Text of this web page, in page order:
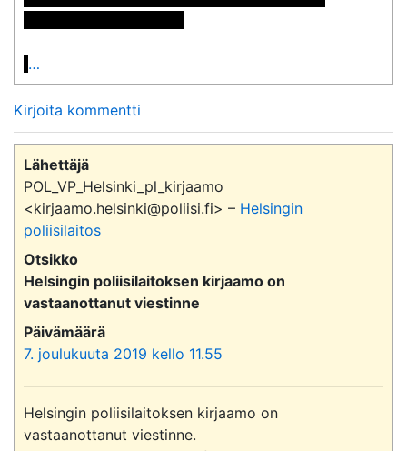
…
Kirjoita kommentti
Lähettäjä
POL_VP_Helsinki_pl_kirjaamo
<kirjaamo.helsinki@poliisi.fi> – Helsingin
poliisilaitos
Otsikko
Helsingin poliisilaitoksen kirjaamo on
vastaanottanut viestinne
Päivämäärä
7. joulukuuta 2019 kello 11.55
Helsingin poliisilaitoksen kirjaamo on
vastaanottanut viestinne.